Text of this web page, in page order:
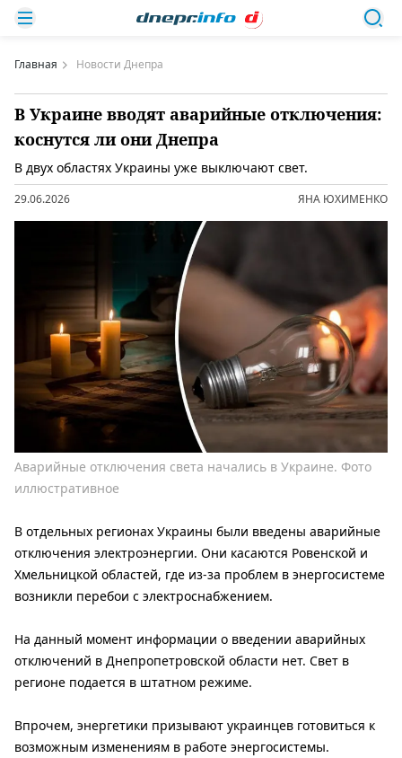
Главная Новости Днепра
В Украине вводят аварийные отключения:
коснутся ли они Днепра
В двух областях Украины уже выключают свет.
29.06.2026 ЯНА ЮХИМЕНКО
Аварийные отключения света начались в Украине. Фото
иллюстративное
В отдельных регионах Украины были введены аварийные
отключения электроэнергии. Они касаются Ровенской и
Хмельницкой областей, где из-за проблем в энергосистеме
возникли перебои с электроснабжением.
На данный момент информации о введении аварийных
отключений в Днепропетровской области нет. Свет в
регионе подается в штатном режиме.
Впрочем, энергетики призывают украинцев готовиться к
возможным изменениям в работе энергосистемы.